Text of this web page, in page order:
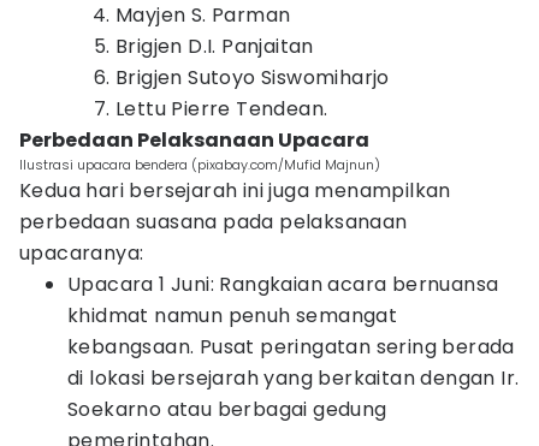
Mayjen S. Parman
Brigjen D.I. Panjaitan
Brigjen Sutoyo Siswomiharjo
Lettu Pierre Tendean.
Perbedaan Pelaksanaan Upacara
Ilustrasi upacara bendera (pixabay.com/Mufid Majnun)
Kedua hari bersejarah ini juga menampilkan
perbedaan suasana pada pelaksanaan
upacaranya:
Upacara 1 Juni: Rangkaian acara bernuansa
khidmat namun penuh semangat
kebangsaan. Pusat peringatan sering berada
di lokasi bersejarah yang berkaitan dengan Ir.
Soekarno atau berbagai gedung